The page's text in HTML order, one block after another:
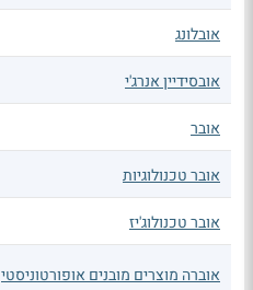
אובלונג
אובסידיין אנרג'י
אובר
אובר טכנולוגיות
אובר טכנולוג'יז
אוברה מוצרים מובנים אופורטוניסטי